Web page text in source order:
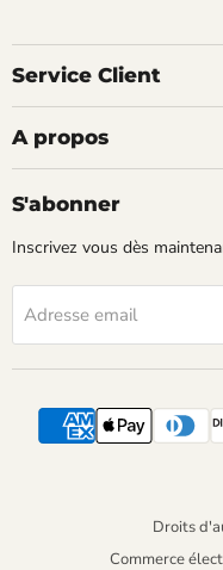
Service Client
A propos
S'abonner
Inscrivez vous dès
Adresse email
Droits
Commerce